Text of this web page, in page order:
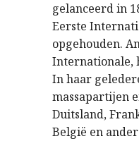
gelanceerd in
Eerste
opgehouden.
Internationale,
In haar
massapartijen
Duitsland,
België en